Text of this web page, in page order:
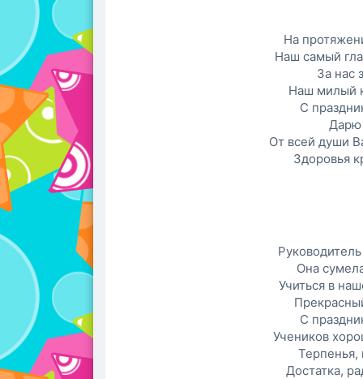
На
Наш самый
За нас
Наш милый
С
Дарю
От всей души
Здоровья
Она
Учиться в
С
Учеников
Терпенья,
Достатка,